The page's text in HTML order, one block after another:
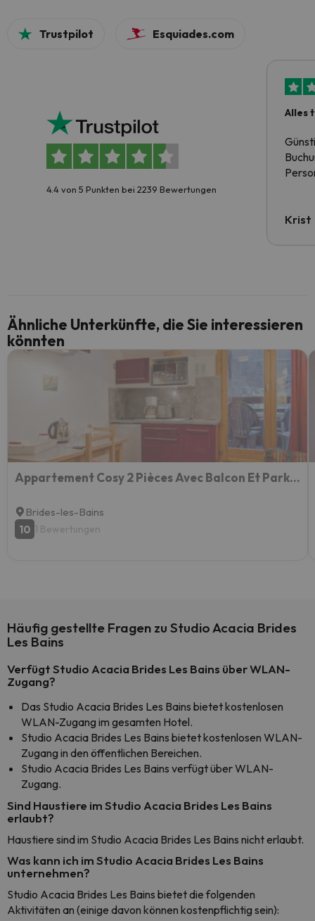
Trustpilot Esquiades.com
4.4 von 5 Punkten bei 2239 Bewertungen
Alles
Krist
Ähnliche Unterkünfte, die Sie interessieren
könnten
Appartement Cosy 2 Pièces Avec Balcon Et Parking, Au Centre De Brides-les-bains, Proche Télécabine.
Brides-les-Bains
10 1 Bewertungen
Häufig gestellte Fragen zu Studio Acacia Brides
Les Bains
Verfügt Studio Acacia Brides Les Bains über WLAN-
Zugang?
Das Studio Acacia Brides Les Bains bietet kostenlosen
WLAN-Zugang im gesamten Hotel.
Studio Acacia Brides Les Bains bietet kostenlosen WLAN-
Zugang in den öffentlichen Bereichen.
Studio Acacia Brides Les Bains verfügt über WLAN-
Zugang.
Sind Haustiere im Studio Acacia Brides Les Bains
erlaubt?
Haustiere sind im Studio Acacia Brides Les Bains nicht erlaubt.
Was kann ich im Studio Acacia Brides Les Bains
unternehmen?
Studio Acacia Brides Les Bains bietet die folgenden
Aktivitäten an (einige davon können kostenpflichtig sein):